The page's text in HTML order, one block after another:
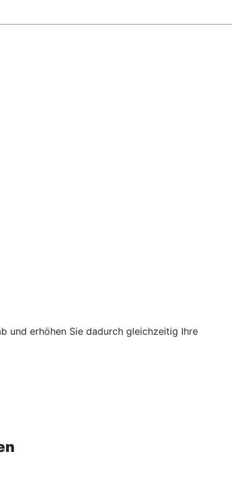
und erhöhen Sie dadurch gleichzeitig Ihre